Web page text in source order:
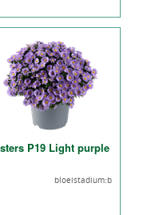
P19 Light purple
bloeistadium:b